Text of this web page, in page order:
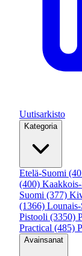
Uutisarkisto
Kategoria
Etelä-Suomi
(400)
Suomi (377)
(1366)
Pistooli (3350)
Practical (485)
Avainsanat